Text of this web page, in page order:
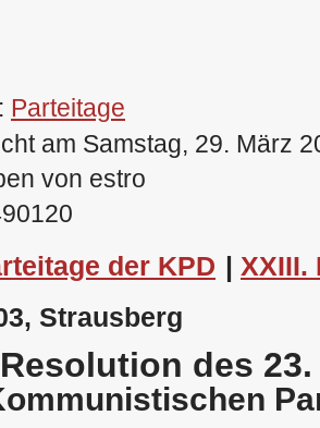
Parteitage
am Samstag, 29. März
von estro
der KPD | XXIII.
Strausberg
Resolution des